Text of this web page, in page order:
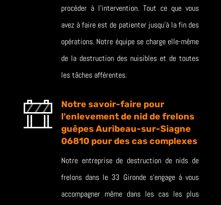
procéder à l’intervention. Tout ce que vous
avez à faire est de patienter jusqu’à la fin des
opérations. Notre équipe se charge elle-même
de la destruction des nuisibles et de toutes
les tâches afférentes.
Notre savoir-faire pour
l'enlevement de nid de frelons
guêpes Auribeau-sur-Siagne
06810 pour des cas complexes
Notre entreprise de destruction de nids de
frelons dans le 33 Gironde s’engage à vous
accompagner même dans les cas les plus